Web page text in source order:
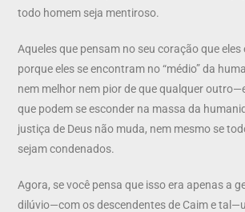
todo homem seja mentiroso.
Aqueles que pensam no seu coração que
porque eles se encontram no “médio” da
nem melhor nem pior de que qualquer
que podem se esconder na massa da
justiça de Deus não muda, nem mesmo se
sejam condenados.
Agora, se você pensa que isso era apenas a
dilúvio—com os descendentes de Caim e